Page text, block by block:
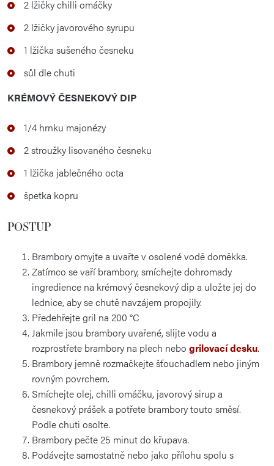
2 lžičky chilli omáčky
2 lžičky javorového syrupu
1 lžička sušeného česneku
sůl dle chuti
KRÉMOVÝ ČESNEKOVÝ DIP
1/4 hrnku majonézy
2 stroužky lisovaného česneku
1 lžička jablečného octa
špetka kopru
POSTUP
Brambory omyjte a uvařte v osolené vodě doměkka.
Zatímco se vaří brambory, smíchejte dohromady
ingredience na krémový česnekový dip a uložte jej do
lednice, aby se chutě navzájem propojily.
Předehřejte gril na 200 °C
Jakmile jsou brambory uvařené, slijte vodu a
rozprostřete brambory na plech nebo grilovací desku.
Brambory jemně rozmačkejte šťouchadlem nebo jiným
rovným povrchem.
Smíchejte olej, chilli omáčku, javorový sirup a
česnekový prášek a potřete brambory touto směsí.
Podle chuti osolte.
Brambory pečte 25 minut do křupava.
Podávejte samostatně nebo jako přílohu spolu s